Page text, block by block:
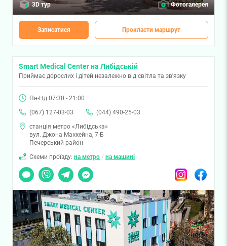
3D тур Фотогалерея
Записатися Прокласти маршрут
Smart Medical Center на Либідській
Приймає дорослих і дітей незалежно від світла та зв'язку
Пн-Нд 07:30 - 21:00
(067) 127-03-03
(044) 490-25-03
станція метро «Либідська»
вул. Джона Маккейна, 7-Б
Печерський район
Схеми проїзду: на метро / на машині
Чат
Viber TelegramMessenger InstagramFacebook